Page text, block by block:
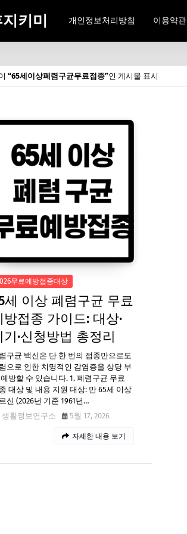
키미 개인정보처리방침 이용약관
65세이상폐렴구균무료접종 인 게시물 표시
무료예방접종대상
세 이상 폐렴구균 무료
방접종 가이드: 대상·
기·신청방법 총정리
구균 백신은 단 한 번의 접종만으로도
으로 인한 치명적인 감염증을 상당 부
방할 수 있습니다. 1. 폐렴구균 무료
대상 및 내용 지원 대상: 만 65세 이상
신 (2026년 기준 1961년…
생활정보연구소
5월 17, 2026
자세한 내용 보기